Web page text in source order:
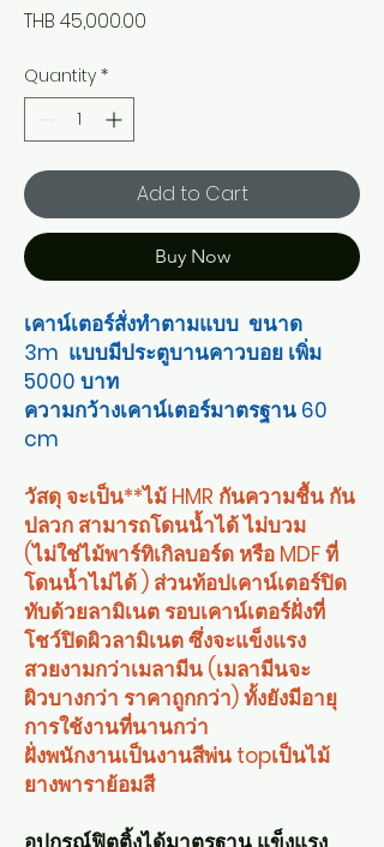
THB 45,000.00
Quantity *
Add to Cart
Buy Now
เคาน์เตอร์สั่งทำตามแบบ ขนาด
3m แบบมีประตูบานคาวบอย เพิ่ม
5000 บาท
ความกว้างเคาน์เตอร์มาตรฐาน 60
cm
วัสดุ จะเป็น**ไม้ HMR กันความชื้น กัน
ปลวก สามารถโดนน้ำได้ ไม่บวม
(ไม่ใช่ไม้พาร์ทิเกิลบอร์ด หรือ MDF ที่
โดนน้ำไม่ได้ ) ส่วนท้อปเคาน์เตอร์ปิด
ทับด้วยลามิเนต รอบเคาน์เตอร์ฝั่งที่
โชว์ปิดผิวลามิเนต ซึ่งจะแข็งแรง
สวยงามกว่าเมลามีน (เมลามีนจะ
ผิวบางกว่า ราคาถูกกว่า) ทั้งยังมีอายุ
การใช้งานที่นานกว่า
ฝั่งพนักงานเป็นงานสีพ่น topเป็นไม้
ยางพาราย้อมสี